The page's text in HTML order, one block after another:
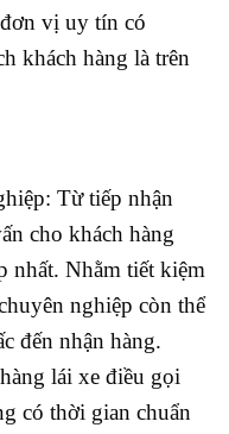
đơn vị uy tín có
khách hàng là trên
Từ tiếp nhận
cho khách hàng
nhất. Nhằm tiết kiệm
nghiệp còn thể
đến nhận hàng.
lái xe điều gọi
có thời gian chuẩn